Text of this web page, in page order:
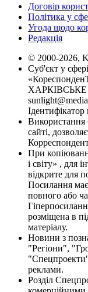
Договір
Політика у
Угода щодо
Редакція
© 2000-2026,
Суб'єкт у
ХАРКІВСЬКЕ
Використання
сайті,
При
і світу» , для
відкрите для
Посилання має
повного або
розміщена в
матеріалу.
Новини з
"Регіони",
реклами.
Розділ